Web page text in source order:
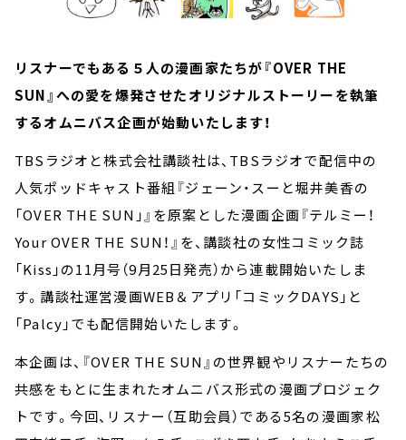
リスナーでもある５人の漫画家たちが『OVER THE
SUN』への愛を爆発させたオリジナルストーリーを執筆
するオムニバス企画が始動いたします！
TBSラジオと株式会社講談社は、TBSラジオで配信中の
人気ポッドキャスト番組『ジェーン・スーと堀井美香の
「OVER THE SUN」』を原案とした漫画企画『テルミー！
Your OVER THE SUN！』を、講談社の女性コミック誌
「Kiss」の11月号（9月25日発売）から連載開始いたしま
す。講談社運営漫画WEB＆アプリ「コミックDAYS」と
「Palcy」でも配信開始いたします。
本企画は、『OVER THE SUN』の世界観やリスナーたちの
共感をもとに生まれたオムニバス形式の漫画プロジェク
トです。今回、リスナー（互助会員）である5名の漫画家――松